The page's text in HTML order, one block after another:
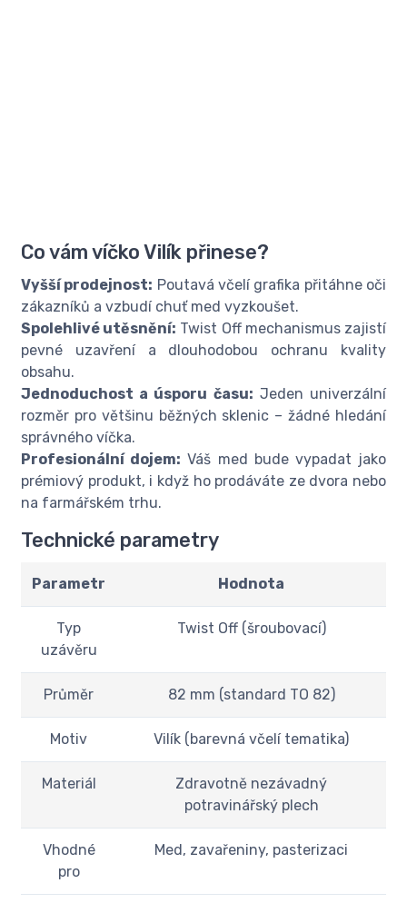
Co vám víčko Vilík přinese?
Vyšší prodejnost: Poutavá včelí grafika přitáhne oči
zákazníků a vzbudí chuť med vyzkoušet.
Spolehlivé utěsnění: Twist Off mechanismus zajistí
pevné uzavření a dlouhodobou ochranu kvality
obsahu.
Jednoduchost a úsporu času: Jeden univerzální
rozměr pro většinu běžných sklenic – žádné hledání
správného víčka.
Profesionální dojem: Váš med bude vypadat jako
prémiový produkt, i když ho prodáváte ze dvora nebo
na farmářském trhu.
Technické parametry
Parametr Hodnota
Typ
uzávěru
Twist Off (šroubovací)
Průměr 82 mm (standard TO 82)
Motiv Vilík (barevná včelí tematika)
Materiál
Zdravotně nezávadný
potravinářský plech
Vhodné
pro
Med, zavařeniny, pasterizaci